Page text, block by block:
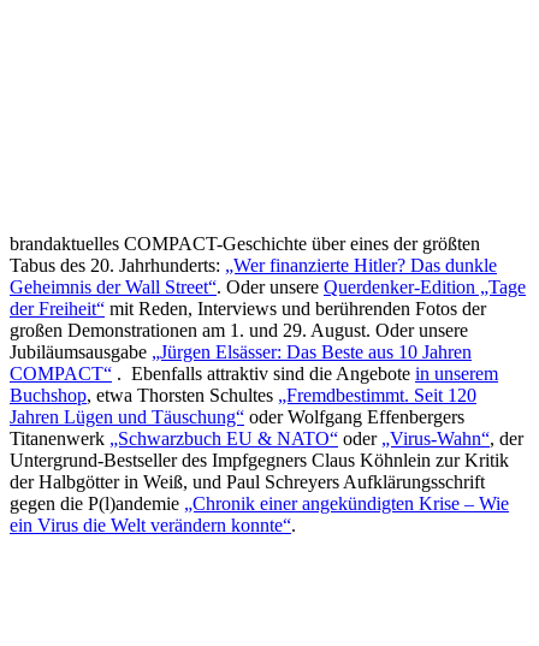
brandaktuelles COMPACT-Geschichte über eines der größten
Tabus des 20. Jahrhunderts: „Wer finanzierte Hitler? Das dunkle
Geheimnis der Wall Street“. Oder unsere Querdenker-Edition „Tage
der Freiheit“ mit Reden, Interviews und berührenden Fotos der
großen Demonstrationen am 1. und 29. August. Oder unsere
Jubiläumsausgabe „Jürgen Elsässer: Das Beste aus 10 Jahren
COMPACT“ . Ebenfalls attraktiv sind die Angebote in unserem
Buchshop, etwa Thorsten Schultes „Fremdbestimmt. Seit 120
Jahren Lügen und Täuschung“ oder Wolfgang Effenbergers
Titanenwerk „Schwarzbuch EU & NATO“ oder „Virus-Wahn“, der
Untergrund-Bestseller des Impfgegners Claus Köhnlein zur Kritik
der Halbgötter in Weiß, und Paul Schreyers Aufklärungsschrift
gegen die P(l)andemie „Chronik einer angekündigten Krise – Wie
ein Virus die Welt verändern konnte“.